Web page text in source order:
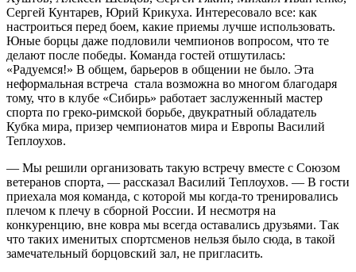
Сергей Кунтарев, Юрий Крикуха. Интересовало все: как
настроиться перед боем, какие приемы лучше использовать.
Юные борцы даже подловили чемпионов вопросом, что те
делают после победы. Команда гостей отшутилась:
«Радуемся!» В общем, барьеров в общении не было. Эта
неформальная встреча стала возможна во многом благодаря
тому, что в клубе «Сибирь» работает заслуженный мастер
спорта по греко-римской борьбе, двукратный обладатель
Кубка мира, призер чемпионатов мира и Европы Василий
Теплоухов.
— Мы решили организовать такую встречу вместе с Союзом
ветеранов спорта, — рассказал Василий Теплоухов. — В гости
приехала моя команда, с которой мы когда-то тренировались
плечом к плечу в сборной России. И несмотря на
конкуренцию, вне ковра мы всегда оставались друзьями. Так
что таких именитых спортсменов нельзя было сюда, в такой
замечательный борцовский зал, не при­гласить.